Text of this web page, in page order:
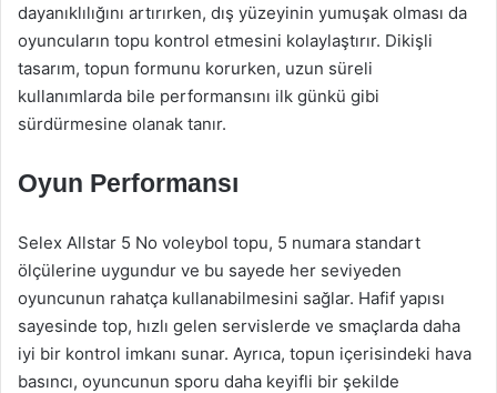
dayanıklılığını artırırken, dış yüzeyinin yumuşak olması da
oyuncuların topu kontrol etmesini kolaylaştırır. Dikişli
tasarım, topun formunu korurken, uzun süreli
kullanımlarda bile performansını ilk günkü gibi
sürdürmesine olanak tanır.
Oyun Performansı
Selex Allstar 5 No voleybol topu, 5 numara standart
ölçülerine uygundur ve bu sayede her seviyeden
oyuncunun rahatça kullanabilmesini sağlar. Hafif yapısı
sayesinde top, hızlı gelen servislerde ve smaçlarda daha
iyi bir kontrol imkanı sunar. Ayrıca, topun içerisindeki hava
basıncı, oyuncunun sporu daha keyifli bir şekilde